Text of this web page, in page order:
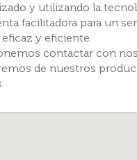
y utilizando la
facilitadora para un
y eficiente.
contactar con
de nuestros